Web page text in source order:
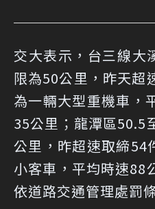
交大表示，台三線大
限為50公里，昨天超
為一輛大型重機車，
35公里；龍潭區50.5
公里，昨超速取締54
小客車，平均時速88
依道路交通管理處罰